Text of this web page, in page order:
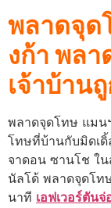
พลาดจุด
งก้า พล
เจ้าบ้าน
พลาดจุดโทษ แมน
โทษที่บ้านกับมิดเดิ้
จาดอน ซานโช ใน
นัลโด้ พลาดจุดโท
นาที เอฟเวอร์ตันจ่